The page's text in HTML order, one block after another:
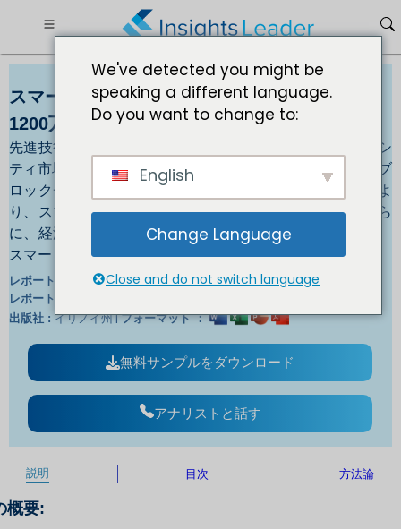
スマート市場規模 2030年までに 5,304億都市
1200万規模
先進技術の採用の増加とデジタル化の進展が、スマートシ
ティ市場の成長を推進しています。 IoT、機械学習、AI、ブ
ロックチェーンなどの先進テクノロジーの採用の増加によ
り、スマートシティ市場の成長が推進されています。さら
に、経済成長を促進するためのデジタル化の進展により、
スマートシティ市場の成長が促進されています。
レポートID : IL_490 |
レポート言語:
出版社 : イリノイ州 |フォーマット ：
無料サンプルをダウンロード
アナリストと話す
説明 目次 方法論
概要:
We've detected you might be
speaking a different language.
Do you want to change to:
English
Change Language
Close and do not switch language